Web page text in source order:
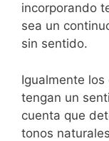
incorporando
sea un
sin sentido.
Igualmente
tengan un
cuenta que
tonos